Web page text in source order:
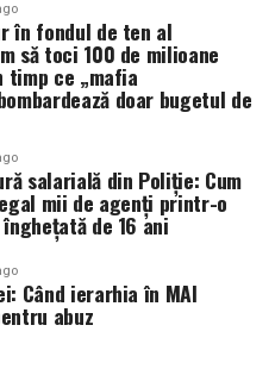
în interiorul
sunt renumite pentru
intense. Un
o fereastră permite
în interior, prevenind
Vizibilitatea oferită
de a mirosi
senzorială vizuală
olfactivă în anumite
în fondul de ten al
să toci 100 de milioane
timp ce „mafia
doar bugetul de
salarială din Poliție: Cum
mii de agenți printr-o
de 16 ani
Când ierarhia în MAI
abuz